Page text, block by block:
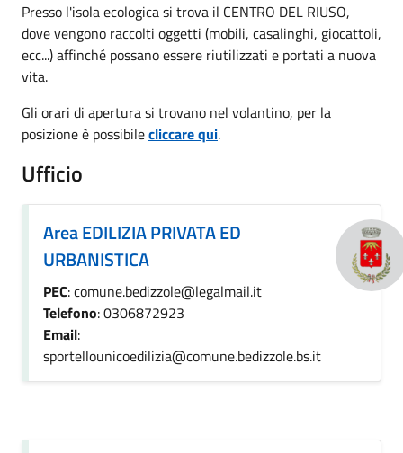
Presso l'isola ecologica si trova il CENTRO DEL RIUSO,
dove vengono raccolti oggetti (mobili, casalinghi, giocattoli,
ecc...) affinché possano essere riutilizzati e portati a nuova
vita.
Gli orari di apertura si trovano nel volantino, per la
posizione è possibilecliccare qui.
Ufficio
Area EDILIZIA PRIVATA ED
URBANISTICA
PEC: comune.bedizzole@legalmail.it
Telefono: 0306872923
Email:
sportellounicoedilizia@comune.bedizzole.bs.it